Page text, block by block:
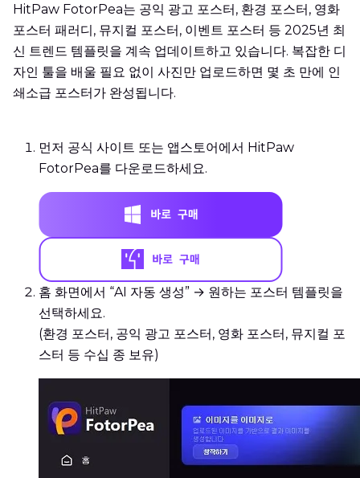
HitPaw FotorPea는 공익 광고 포스터, 환경 포스터, 영화
포스터 패러디, 뮤지컬 포스터, 이벤트 포스터 등 2025년 최
신 트렌드 템플릿을 계속 업데이트하고 있습니다. 복잡한 디
자인 툴을 배울 필요 없이 사진만 업로드하면 몇 초 만에 인
쇄소급 포스터가 완성됩니다.
먼저 공식 사이트 또는 앱스토어에서 HitPaw
FotorPea를 다운로드하세요.
홈 화면에서 “AI 자동 생성” → 원하는 포스터 템플릿을
선택하세요.
(환경 포스터, 공익 광고 포스터, 영화 포스터, 뮤지컬 포
스터 등 수십 종 보유)